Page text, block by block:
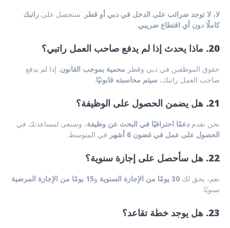
لا، لا توجد ضرائب على الدخل في دبي أو قطر . ستحصل على راتبك
كاملًا دون أي اقتطاع ضريبي.
20. ماذا يحدث إذا لم يدفع صاحب العمل راتبي؟
حقوق الموظفين في دبي وقطر محمية بموجب القانون. إذا لم يدفع
صاحب العمل راتبك، سيتم محاسبته قانونيًا.
21. هل يضمن الحصول على الوظيفة؟
نحن نقدم دعمًا احترافيًا في البحث عن وظيفة، ونسعى لمساعدتك في
الحصول على عمل في غضون 6 أشهر
في المتوسط.
22. هل سأحصل على إجازة سنوية؟
نعم، يحق لك 30 يومًا من الإجازة السنوية و15 يومًا من الإجازة المرضية
سنويًا.
23. هل يوجد خطة تقاعد؟